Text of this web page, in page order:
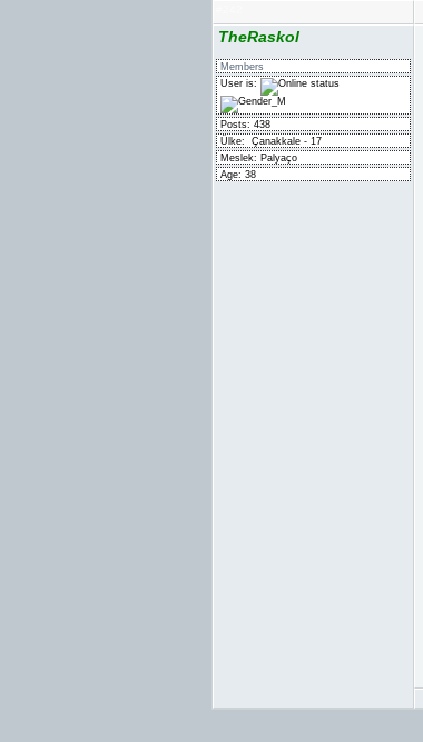
TheRaskol
Members
User is:
Posts: 438
Ülke:
Çanakkale - 17
Meslek: Palyaço
Age: 38